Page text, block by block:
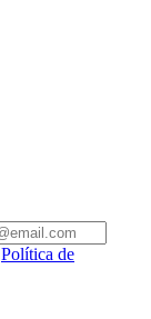
Política de